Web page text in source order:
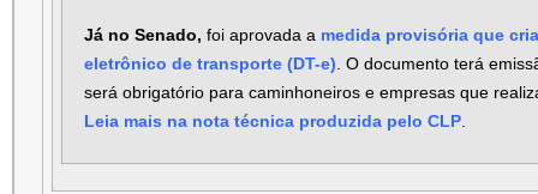
Já no Senado, foi aprovada a medida provisória que
eletrônico de transporte (DT-e) . O documento terá
será obrigatório para caminhoneiros e empresas que
Leia mais na nota técnica produzida pelo CLP